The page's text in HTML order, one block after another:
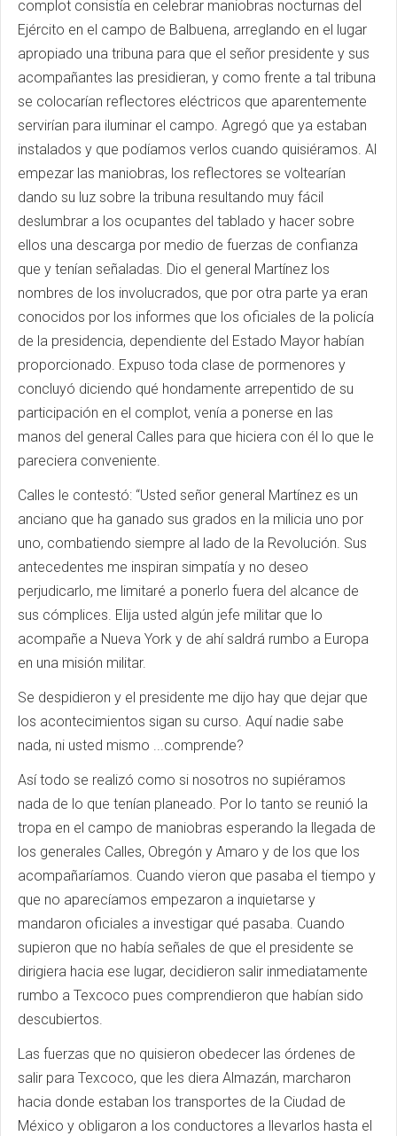
complot consistía en celebrar maniobras nocturnas del
Ejército en el campo de Balbuena, arreglando en el lugar
apropiado una tribuna para que el señor presidente y sus
acompañantes las presidieran, y como frente a tal tribuna
se colocarían reflectores eléctricos que aparentemente
servirían para iluminar el campo. Agregó que ya estaban
instalados y que podíamos verlos cuando quisiéramos. Al
empezar las maniobras, los reflectores se voltearían
dando su luz sobre la tribuna resultando muy fácil
deslumbrar a los ocupantes del tablado y hacer sobre
ellos una descarga por medio de fuerzas de confianza
que y tenían señaladas. Dio el general Martínez los
nombres de los involucrados, que por otra parte ya eran
conocidos por los informes que los oficiales de la policía
de la presidencia, dependiente del Estado Mayor habían
proporcionado. Expuso toda clase de pormenores y
concluyó diciendo qué hondamente arrepentido de su
participación en el complot, venía a ponerse en las
manos del general Calles para que hiciera con él lo que le
pareciera conveniente.
Calles le contestó: “Usted señor general Martínez es un
anciano que ha ganado sus grados en la milicia uno por
uno, combatiendo siempre al lado de la Revolución. Sus
antecedentes me inspiran simpatía y no deseo
perjudicarlo, me limitaré a ponerlo fuera del alcance de
sus cómplices. Elija usted algún jefe militar que lo
acompañe a Nueva York y de ahí saldrá rumbo a Europa
en una misión militar.
Se despidieron y el presidente me dijo hay que dejar que
los acontecimientos sigan su curso. Aquí nadie sabe
nada, ni usted mismo ...comprende?
Así todo se realizó como si nosotros no supiéramos
nada de lo que tenían planeado. Por lo tanto se reunió la
tropa en el campo de maniobras esperando la llegada de
los generales Calles, Obregón y Amaro y de los que los
acompañaríamos. Cuando vieron que pasaba el tiempo y
que no aparecíamos empezaron a inquietarse y
mandaron oficiales a investigar qué pasaba. Cuando
supieron que no había señales de que el presidente se
dirigiera hacia ese lugar, decidieron salir inmediatamente
rumbo a Texcoco pues comprendieron que habían sido
descubiertos.
Las fuerzas que no quisieron obedecer las órdenes de
salir para Texcoco, que les diera Almazán, marcharon
hacia donde estaban los transportes de la Ciudad de
México y obligaron a los conductores a llevarlos hasta el